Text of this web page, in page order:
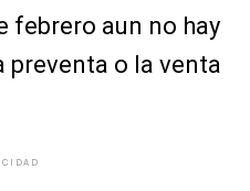
febrero aun no hay
o la venta